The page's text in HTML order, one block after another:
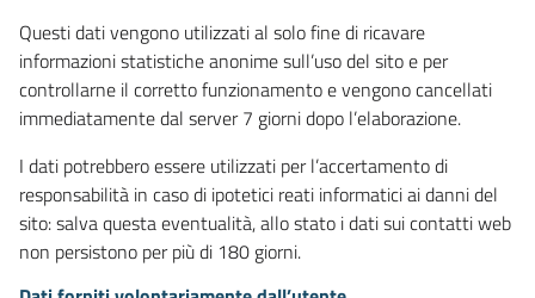
Questi dati vengono utilizzati al solo fine di ricavare
informazioni statistiche anonime sull’uso del sito e per
controllarne il corretto funzionamento e vengono cancellati
immediatamente dal server 7 giorni dopo l’elaborazione.
I dati potrebbero essere utilizzati per l’accertamento di
responsabilità in caso di ipotetici reati informatici ai danni del
sito: salva questa eventualità, allo stato i dati sui contatti web
non persistono per più di 180 giorni.